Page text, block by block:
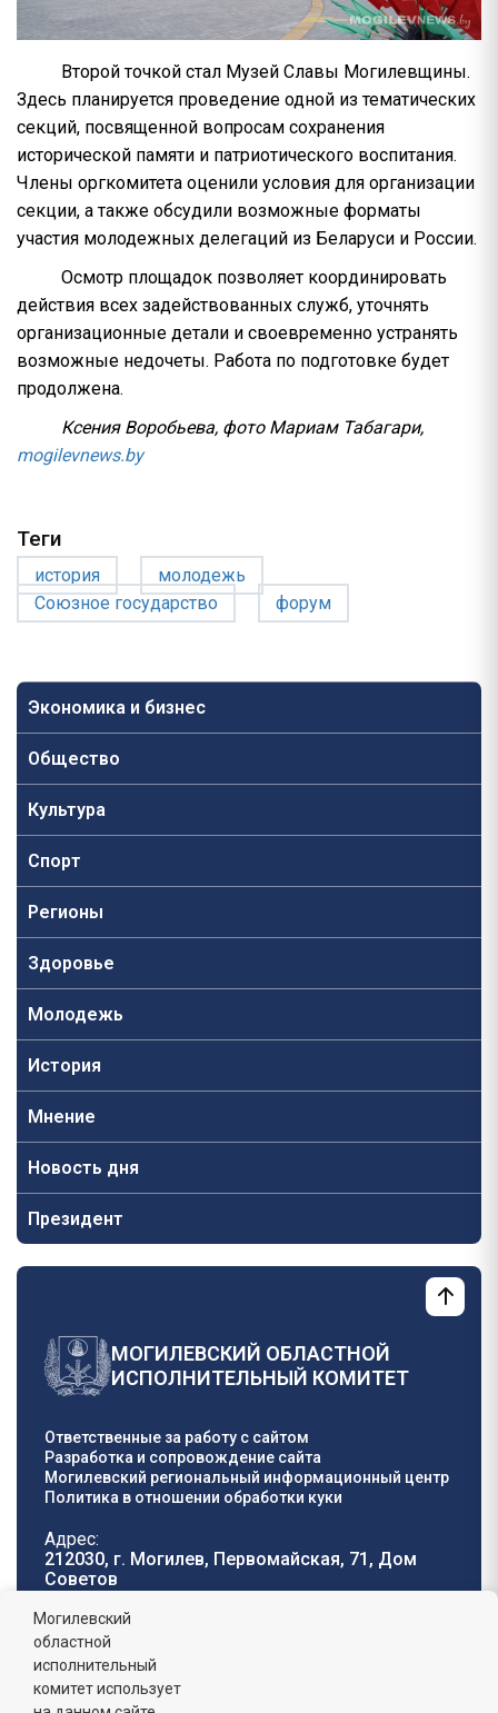
Экономика и бизнес
Общество
Культура
Спорт
Регионы
Здоровье
Молодежь
История
Мнение
Новость дня
Президент
Второй точкой стал Музей Славы Могилевщины.
Здесь планируется проведение одной из тематических
секций, посвященной вопросам сохранения
исторической памяти и патриотического воспитания.
Члены оргкомитета оценили условия для организации
секции, а также обсудили возможные форматы
участия молодежных делегаций из Беларуси и России.
Осмотр площадок позволяет координировать
действия всех задействованных служб, уточнять
организационные детали и своевременно устранять
возможные недочеты. Работа по подготовке будет
продолжена.
Ксения Воробьева, фото Мариам Табагари,
mogilevnews.by
Теги
история
молодежь
Союзное государство
форум
МОГИЛЕВСКИЙ ОБЛАСТНОЙ
ИСПОЛНИТЕЛЬНЫЙ КОМИТЕТ
Ответственные за работу с сайтом
Разработка и сопровождение сайта
Могилевский региональный информационный центр
Политика в отношении обработки куки
Адрес:
212030, г. Могилев, Первомайская, 71, Дом
Cоветов
Телефон горячей
линии:
8 (0222) 71-32-55
График работы:
Могилевский
областной
исполнительный
комитет использует